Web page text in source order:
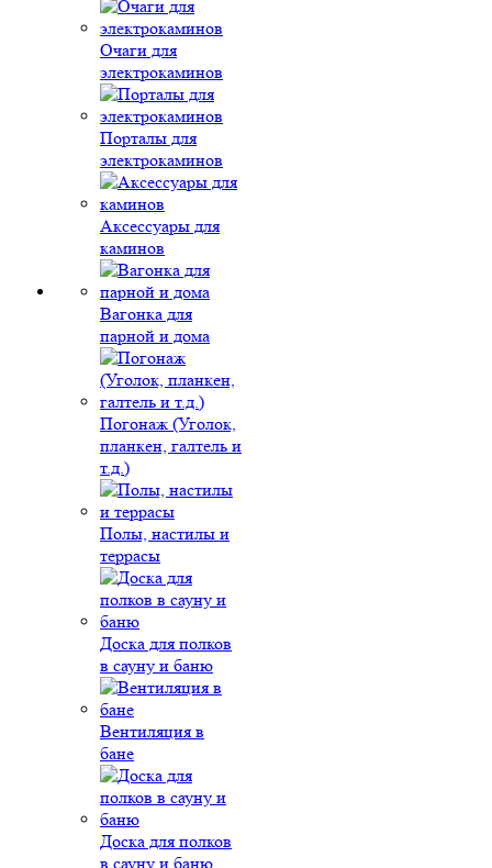
Очаги для
электрокаминов
Порталы для
электрокаминов
Аксессуары для
каминов
Вагонка для
парной и дома
Погонаж (Уголок,
планкен, галтель и
т.д.)
Полы, настилы и
террасы
Доска для полков
в сауну и баню
Вентиляция в
бане
Доска для полков
в сауну и баню